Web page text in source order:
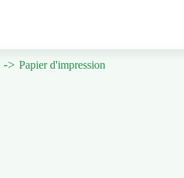
Papier d'impression